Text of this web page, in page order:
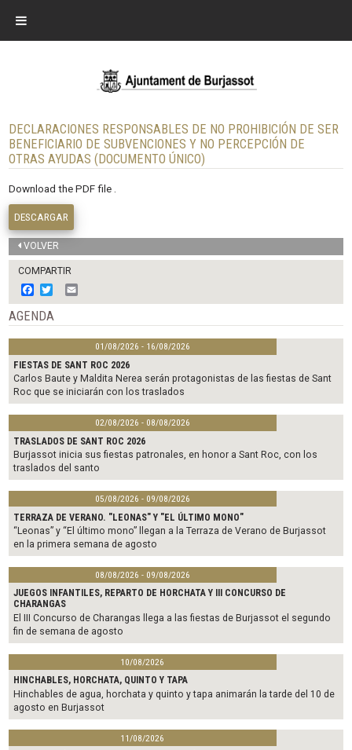
DECLARACIONES RESPONSABLES DE NO PROHIBICIÓN DE SER
BENEFICIARIO DE SUBVENCIONES Y NO PERCEPCIÓN DE
OTRAS AYUDAS (DOCUMENTO ÚNICO)
Download the PDF file .
DESCARGAR
VOLVER
COMPARTIR
F
a
c
e
b
o
o
k
w
i
t
t
e
r
m
i
l
AGENDA
01/08/2026 - 16/08/2026
FIESTAS DE SANT ROC 2026
Carlos Baute y Maldita Nerea serán protagonistas de las fiestas de Sant
Roc que se iniciarán con los traslados
02/08/2026 - 08/08/2026
TRASLADOS DE SANT ROC 2026
Burjassot inicia sus fiestas patronales, en honor a Sant Roc, con los
traslados del santo
05/08/2026 - 09/08/2026
TERRAZA DE VERANO. "LEONAS" Y "EL ÚLTIMO MONO"
“Leonas” y “El último mono” llegan a la Terraza de Verano de Burjassot
en la primera semana de agosto
08/08/2026 - 09/08/2026
JUEGOS INFANTILES, REPARTO DE HORCHATA Y III CONCURSO DE
CHARANGAS
El III Concurso de Charangas llega a las fiestas de Burjassot el segundo
fin de semana de agosto
10/08/2026
HINCHABLES, HORCHATA, QUINTO Y TAPA
Hinchables de agua, horchata y quinto y tapa animarán la tarde del 10 de
agosto en Burjassot
11/08/2026